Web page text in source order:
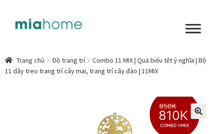
đến
đến
Art in living
Trang chủ Đồ trang trí
Combo 11 MIX | Quà biếu tết ý nghĩa | Bộ
11 dây treo trang trí cây mai, trang trí cây đào | 11MIX
🔍